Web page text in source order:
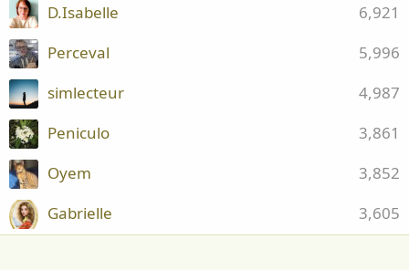
6,921
D.Isabelle
5,996
Perceval
4,987
simlecteur
3,861
Peniculo
3,852
Oyem
3,605
Gabrielle